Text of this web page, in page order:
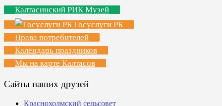
Калтасинский РИК Музей
Госуслуги РБ
Права потребителей
Календарь праздников
Мы на карте Калтасов
Сайты наших друзей
Краснохолмский сельсовет